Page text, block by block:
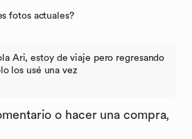
fotos actuales?
Ari, estoy de viaje pero regresando
los usé una vez
o hacer una compra,